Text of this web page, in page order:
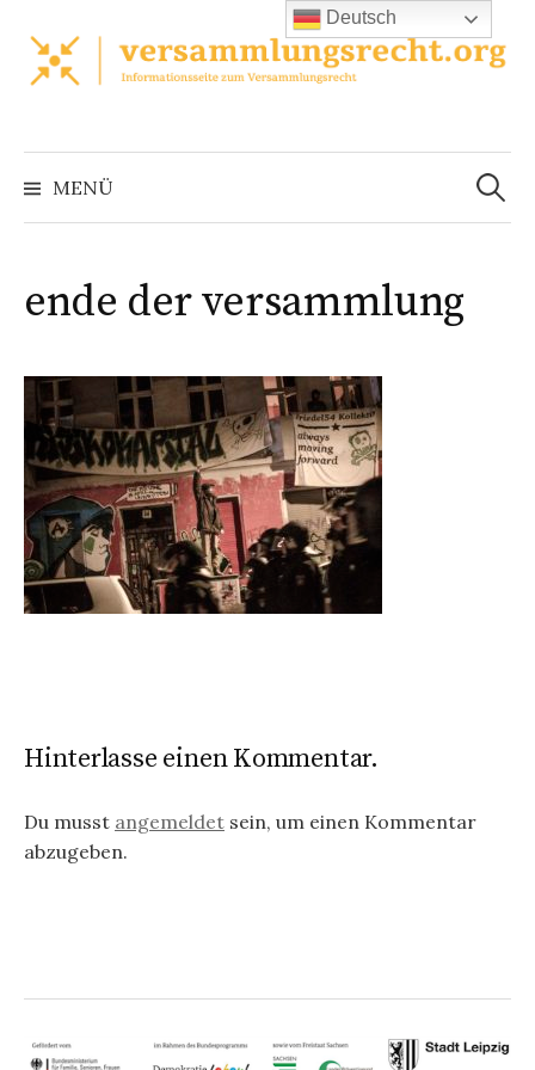
Inhalt
überspringen
MENÜ
Suchen
nach:
ende der versammlung
Hinterlasse einen Kommentar.
Du musst angemeldet sein, um einen Kommentar
abzugeben.
Deutsch